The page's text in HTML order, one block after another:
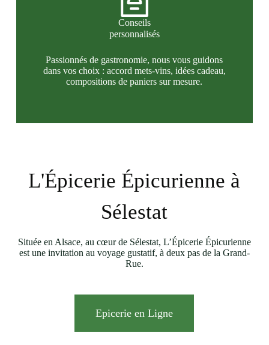
Conseils
personnalisés
Passionnés de gastronomie, nous vous guidons
dans vos choix : accord mets-vins, idées cadeau,
compositions de paniers sur mesure.
L'Épicerie Épicurienne à
Sélestat
Située en Alsace, au cœur de Sélestat, L’Épicerie Épicurienne
est une invitation au voyage gustatif, à deux pas de la Grand-
Rue.
Epicerie en Ligne